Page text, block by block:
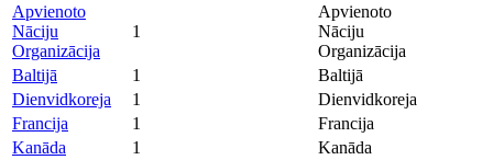
Apvienoto
Nāciju
Organizācija
1
Apvienoto
Nāciju
Organizācija
Baltijā
1
Baltijā
Dienvidkoreja
1
Dienvidkoreja
Francija
1
Francija
Kanāda
1
Kanāda